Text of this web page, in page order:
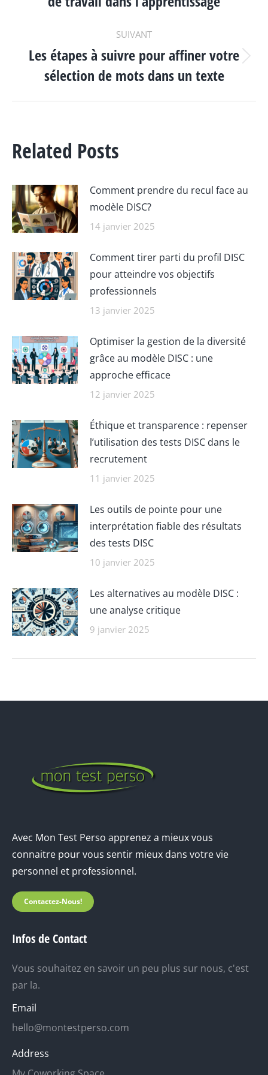
précédent
SUIVANT
Article
suivant
:
Les étapes à suivre pour affiner votre
sélection de mots dans un texte
Related Posts
Comment prendre du recul face au
modèle DISC?
14 janvier 2025
Comment tirer parti du profil DISC
pour atteindre vos objectifs
professionnels
13 janvier 2025
Optimiser la gestion de la diversité
grâce au modèle DISC : une
approche efficace
12 janvier 2025
Éthique et transparence : repenser
l’utilisation des tests DISC dans le
recrutement
11 janvier 2025
Les outils de pointe pour une
interprétation fiable des résultats
des tests DISC
10 janvier 2025
Les alternatives au modèle DISC :
une analyse critique
9 janvier 2025
Avec Mon Test Perso apprenez a mieux vous
connaitre pour vous sentir mieux dans votre vie
personnel et professionnel.
Contactez-Nous!
Infos de Contact
Vous souhaitez en savoir un peu plus sur nous, c'est
par la.
Email
hello@montestperso.com
Address